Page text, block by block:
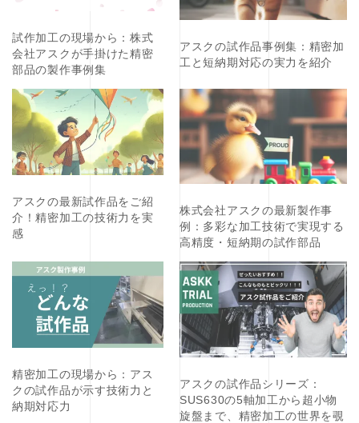
試作加工の現場から：株式
会社アスクが手掛けた精密
部品の製作事例集
アスクの試作品事例集：精密加
工と短納期対応の実力を紹介
アスクの最新試作品をご紹
介！精密加工の技術力を実
感
株式会社アスクの最新製作事
例：多彩な加工技術で実現する
高精度・短納期の試作部品
精密加工の現場から：アス
クの試作品が示す技術力と
納期対応力
アスクの試作品シリーズ：
SUS630の5軸加工から超小物
旋盤まで、精密加工の世界を覗